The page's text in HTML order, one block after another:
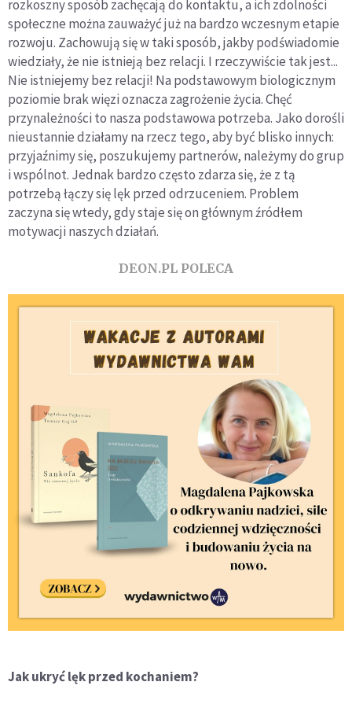
rozkoszny sposób zachęcają do kontaktu, a ich zdolności
społeczne można zauważyć już na bardzo wczesnym etapie
rozwoju. Zachowują się w taki sposób, jakby podświadomie
wiedziały, że nie istnieją bez relacji. I rzeczywiście tak jest...
Nie istniejemy bez relacji! Na podstawowym biologicznym
poziomie brak więzi oznacza zagrożenie życia. Chęć
przynależności to nasza podstawowa potrzeba. Jako dorośli
nieustannie działamy na rzecz tego, aby być blisko innych:
przyjaźnimy się, poszukujemy partnerów, należymy do grup
i wspólnot. Jednak bardzo często zdarza się, że z tą
potrzebą łączy się lęk przed odrzuceniem. Problem
zaczyna się wtedy, gdy staje się on głównym źródłem
motywacji naszych działań.
DEON.PL POLECA
Jak ukryć lęk przed kochaniem?